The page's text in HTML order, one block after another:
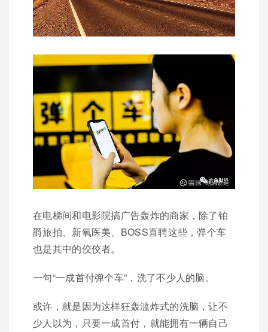
在电梯间和电影院搞广告轰炸的商家，除了铂
爵旅拍、新氧医美、BOSS直聘这些，弹个车
也是其中的佼佼者。
一句“一成首付弹个车”，洗了不少人的脑。
或许，就是因为这样狂轰滥炸式的洗脑，让不
少人以为，只要一成首付，就能拥有一辆自己